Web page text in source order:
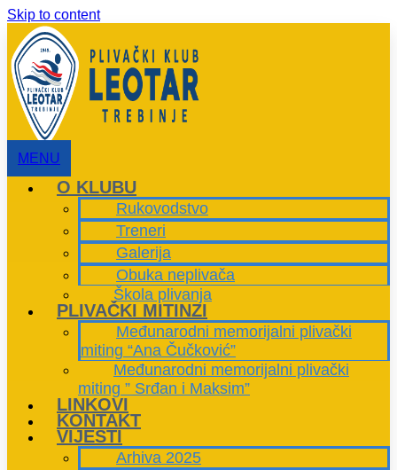
Skip to content
MENU
O KLUBU
Rukovodstvo
Treneri
Galerija
Obuka neplivača
Škola plivanja
PLIVAČKI MITINZI
Međunarodni memorijalni plivački
miting “Ana Čučković”
Međunarodni memorijalni plivački
miting ” Srđan i Maksim”
LINKOVI
KONTAKT
VIJESTI
Arhiva 2025